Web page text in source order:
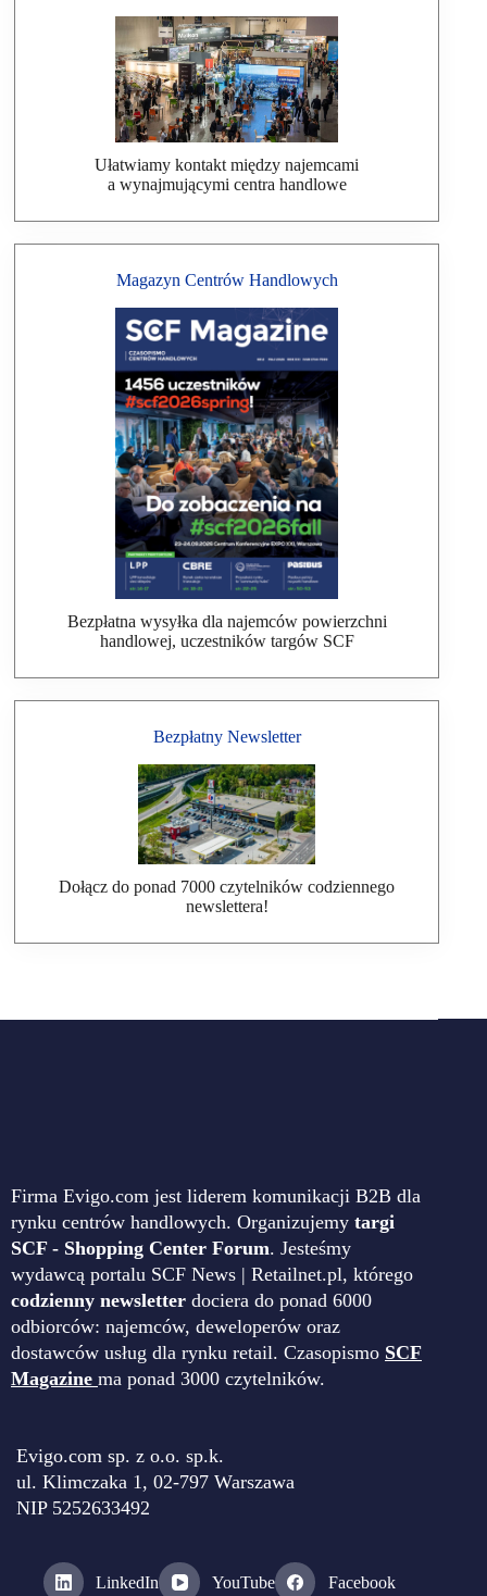
Ułatwiamy kontakt między najemcami
a wynajmującymi centra handlowe
Magazyn Centrów Handlowych
Bezpłatna wysyłka dla najemców powierzchni
handlowej, uczestników targów SCF
Bezpłatny Newsletter
Dołącz do ponad 7000 czytelników codziennego
newslettera!
Firma Evigo.com jest liderem komunikacji B2B dla
rynku centrów handlowych. Organizujemy targi
SCF - Shopping Center Forum. Jesteśmy
wydawcą portalu SCF News | Retailnet.pl, którego
codzienny newsletter dociera do ponad 6000
odbiorców: najemców, deweloperów oraz
dostawców usług dla rynku retail. Czasopismo SCF
Magazine ma ponad 3000 czytelników.
Evigo.com sp. z o.o. sp.k.
ul. Klimczaka 1, 02-797 Warszawa
NIP 5252633492
LinkedIn YouTube Facebook